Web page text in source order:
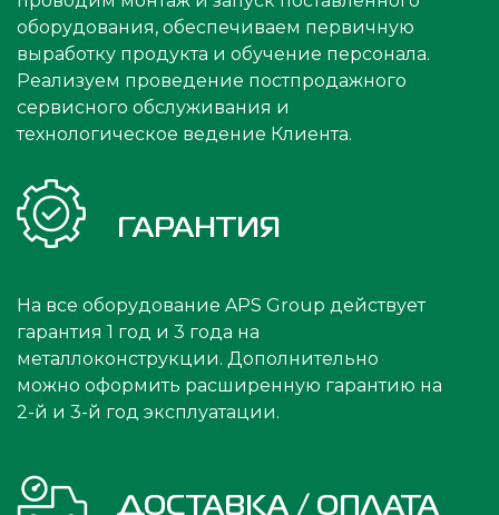
оборудования, обеспечиваем первичную
выработку продукта и обучение персонала.
Реализуем проведение постпродажного
сервисного обслуживания и
технологическое ведение Клиента.
ГАРАНТИЯ
На все оборудование APS Group действует
гарантия 1 год и 3 года на
металлоконструкции. Дополнительно
можно оформить расширенную гарантию на
2-й и 3-й год эксплуатации.
ДОСТАВКА / ОПЛАТА